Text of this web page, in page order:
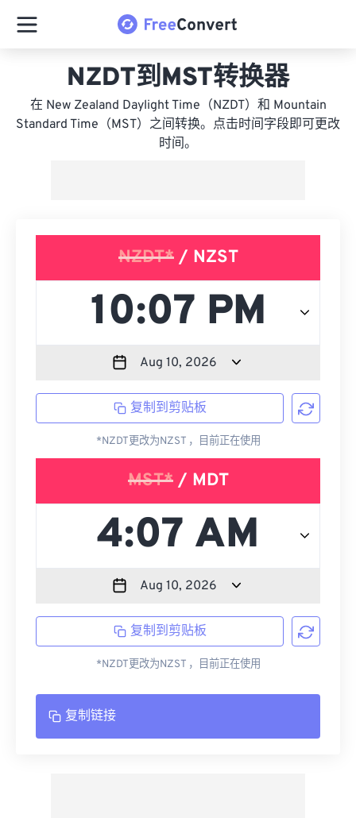
NZDT到MST转换器
在 New Zealand Daylight Time（NZDT）和 Mountain
Standard Time（MST）之间转换。点击时间字段即可更改
时间。
NZDT*/ NZST
复制到剪贴板
*NZDT更改为NZST ，目前正在使用
MST*/ MDT
复制到剪贴板
*NZDT更改为NZST ，目前正在使用
复制链接